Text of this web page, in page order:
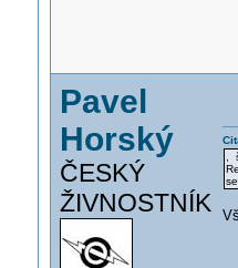
Pavel
Horský
ČESKÝ
ŽIVNOSTNÍK
,